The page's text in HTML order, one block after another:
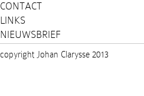
CONTACT
LINKS
NIEUWSBRIEF
copyright Johan Clarysse 2013